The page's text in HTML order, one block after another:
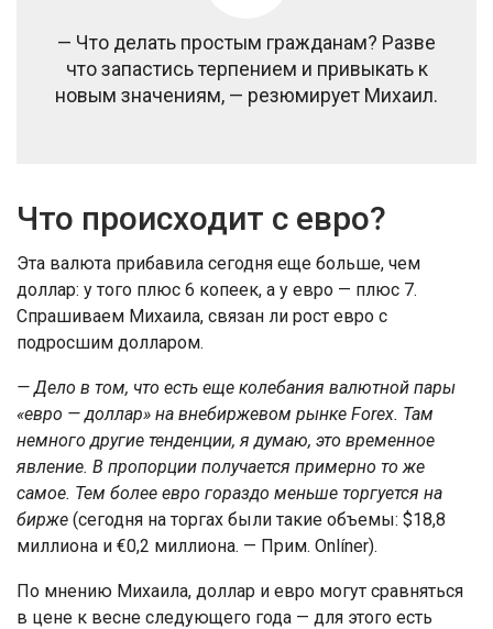
— Что делать простым гражданам? Разве
что запастись терпением и привыкать к
новым значениям, — резюмирует Михаил.
Что происходит с евро?
Эта валюта прибавила сегодня еще больше, чем
доллар: у того плюс 6 копеек, а у евро — плюс 7.
Спрашиваем Михаила, связан ли рост евро с
подросшим долларом.
— Дело в том, что есть еще колебания валютной пары
«евро — доллар» на внебиржевом рынке Forex. Там
немного другие тенденции, я думаю, это временное
явление. В пропорции получается примерно то же
самое. Тем более евро гораздо меньше торгуется на
бирже (сегодня на торгах были такие объемы: $18,8
миллиона и €0,2 миллиона. — Прим. Onlíner).
По мнению Михаила, доллар и евро могут сравняться
в цене к весне следующего года — для этого есть